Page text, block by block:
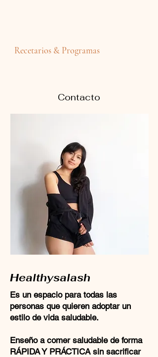
Recetarios & Programas
Contacto
Healthysalash
Es un espacio para todas las
personas que quieren adoptar un
estilo de vida saludable.
​Enseño a comer saludable de forma
RÁPIDA Y PRÁCTICA sin sacrificar